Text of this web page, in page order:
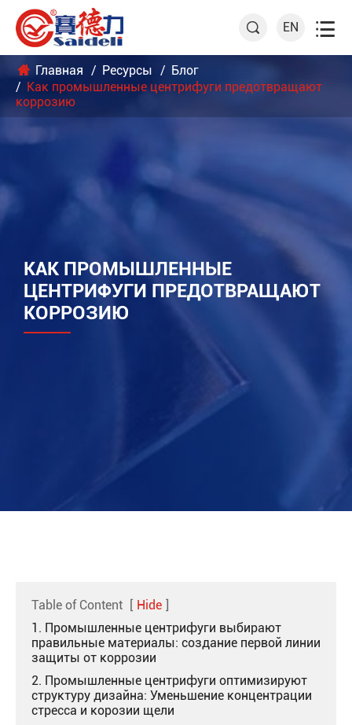
 EN 
Главная Ресурсы
Блог
Как промышленные центрифуги предотвращают
коррозию
КАК ПРОМЫШЛЕННЫЕ
ЦЕНТРИФУГИ ПРЕДОТВРАЩАЮТ
КОРРОЗИЮ
Table of Content [ Hide ]
1. Промышленные центрифуги выбирают
правильные материалы: создание первой линии
защиты от коррозии
2. Промышленные центрифуги оптимизируют
структуру дизайна: Уменьшение концентрации
стресса и корозии щели